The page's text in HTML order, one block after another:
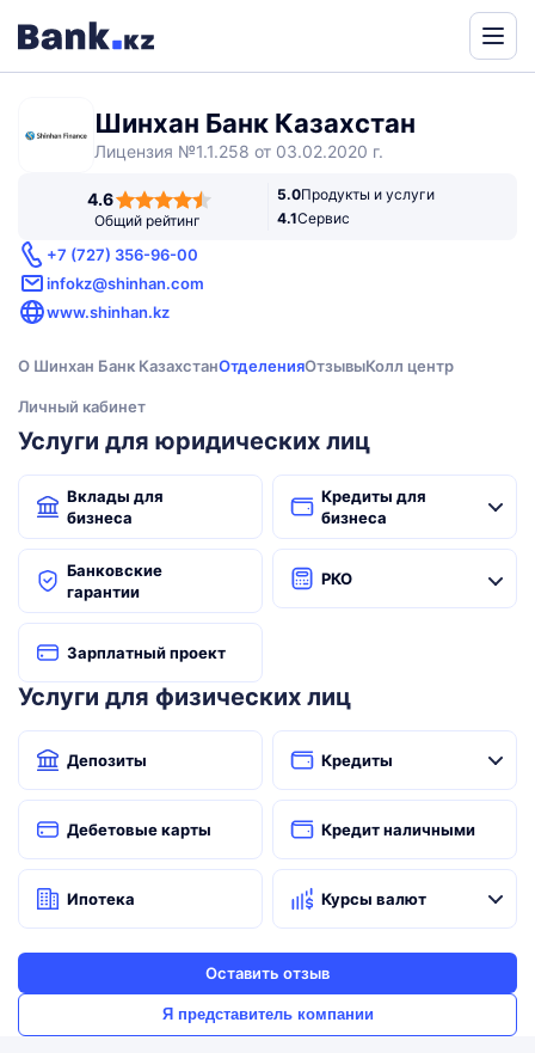
Translate
Шинхан Банк Казахстан
Лицензия №1.1.258 от 03.02.2020 г.
4.6
Общий рейтинг
5.0Продукты и услуги
4.1Сервис
+7 (727) 356-96-00
infokz@shinhan.com
www.shinhan.kz
О Шинхан Банк КазахстанОтделенияОтзывыКолл центр
Личный кабинет
Услуги для юридических лиц
Вклады для
бизнеса
Кредиты для
бизнеса
Банковские
гарантии
РКО
Зарплатный проект
Услуги для физических лиц
Депозиты Кредиты
Дебетовые карты Кредит наличными
Ипотека Курсы валют
Оставить отзыв
Я представитель компании